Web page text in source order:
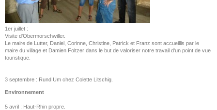
1er juillet :
Visite d'Obermorschwiller.
Le maire de Lutter, Daniel, Corinne, Christine, Patrick et Franz sont accueillis par le
maire du village et Damien Foltzer dans le but de valoriser notre travail d'un point de vue
touristique.
3 septembre : Rund Um chez Colette Litschig.
Environnement
5 avril : Haut-Rhin propre.